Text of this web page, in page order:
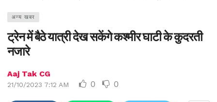
अन्य खबर
ट्रेन में बैठे यात्री देख सकेंगे कश्मीर घाटी के कुदरती
नजारे
Aaj Tak CG
21/10/2023 7:12 AM 0 0